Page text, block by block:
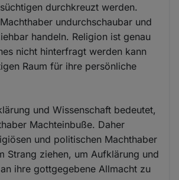
durchkreuzt werden.
undurchschaubar und
handeln. Religion ist genau
nicht hinterfragt werden kann
Raum für ihre persönliche
und Wissenschaft bedeutet,
Machteinbuße. Daher
und politischen Machthaber
Strang ziehen, um Aufklärung und
ihre gottgegebene Allmacht zu